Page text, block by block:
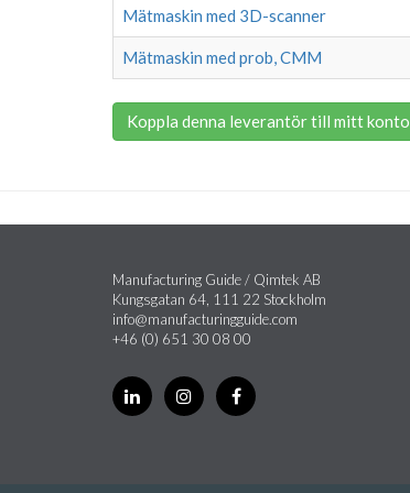
Mätmaskin med 3D-scanner
Mätmaskin med prob, CMM
Koppla denna leverantör till mitt konto
Manufacturing Guide / Qimtek AB
Kungsgatan 64, 111 22 Stockholm
info@manufacturingguide.com
+46 (0) 651 30 08 00